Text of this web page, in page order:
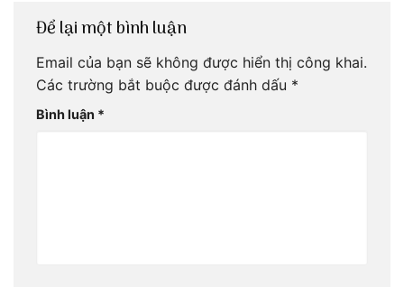
Để lại một bình luận
Email của bạn sẽ không được hiển thị công khai.
Các trường bắt buộc được đánh dấu *
Bình luận *